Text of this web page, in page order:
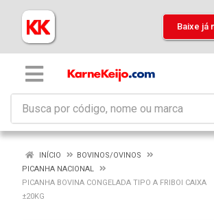
Baixe já
INÍCIO
BOVINOS/OVINOS
PICANHA NACIONAL
PICANHA BOVINA CONGELADA TIPO A FRIBOI CAIXA
±20KG